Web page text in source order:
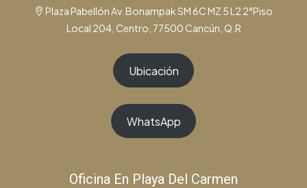
Plaza Pabellón Av. Bonampak SM 6C MZ 5 L2 2°Piso
Local 204, Centro, 77500 Cancún, Q.R
Ubicación
WhatsApp
Oficina En Playa Del Carmen